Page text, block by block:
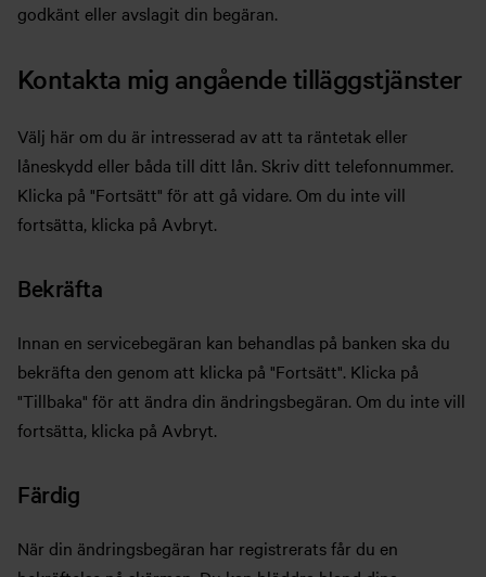
godkänt eller avslagit din begäran.
Kontakta mig angående tilläggstjänster
Välj här om du är intresserad av att ta räntetak eller
låneskydd eller båda till ditt lån. Skriv ditt telefonnummer.
Klicka på "Fortsätt" för att gå vidare. Om du inte vill
fortsätta, klicka på Avbryt.
Bekräfta
Innan en servicebegäran kan behandlas på banken ska du
bekräfta den genom att klicka på "Fortsätt". Klicka på
"Tillbaka" för att ändra din ändringsbegäran. Om du inte vill
fortsätta, klicka på Avbryt.
Färdig
När din ändringsbegäran har registrerats får du en